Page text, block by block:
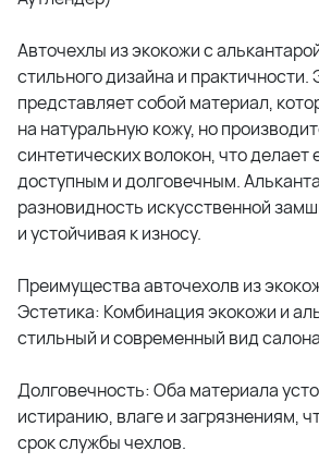
Авточехлы из экокожи с
стильного дизайна и практичности.
представляет собой материал,
на натуральную кожу, но
синтетических волокон, что делает
доступным и долговечным.
разновидность искусственной
и устойчивая к износу.
Преимущества авточехолв из
Эстетика: Комбинация экокожи и
стильный и современный вид
Долговечность: Оба материала
истиранию, влаге и загрязнениям,
срок службы чехлов.